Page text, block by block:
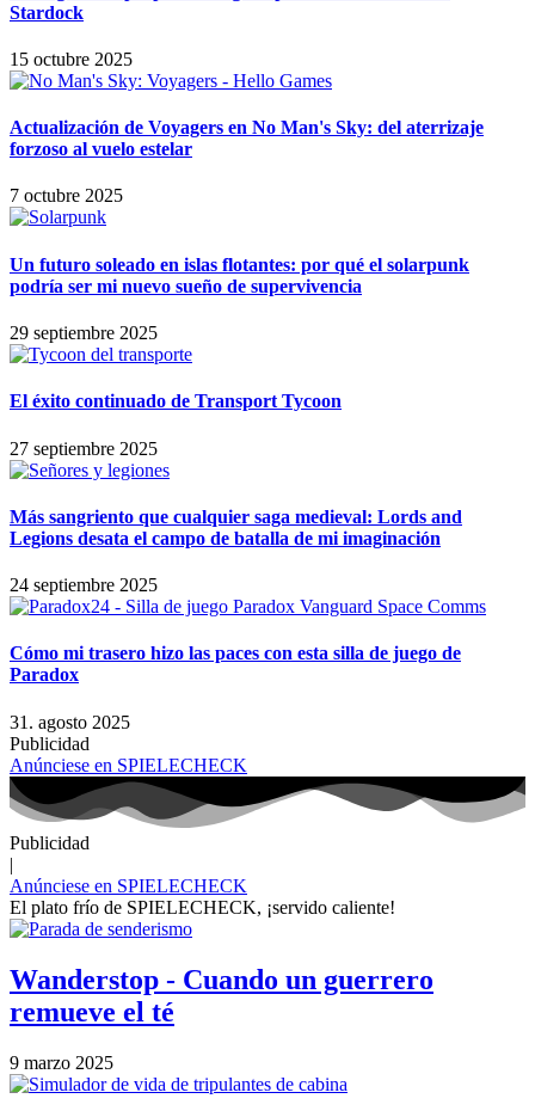
Stardock
15 octubre 2025
Actualización de Voyagers en No Man's Sky: del aterrizaje
forzoso al vuelo estelar
7 octubre 2025
Un futuro soleado en islas flotantes: por qué el solarpunk
podría ser mi nuevo sueño de supervivencia
29 septiembre 2025
El éxito continuado de Transport Tycoon
27 septiembre 2025
Más sangriento que cualquier saga medieval: Lords and
Legions desata el campo de batalla de mi imaginación
24 septiembre 2025
Cómo mi trasero hizo las paces con esta silla de juego de
Paradox
31. agosto 2025
Publicidad
Anúnciese en SPIELECHECK
Publicidad
|
Anúnciese en SPIELECHECK
El plato frío de SPIELECHECK, ¡servido caliente!
Wanderstop - Cuando un guerrero
remueve el té
9 marzo 2025